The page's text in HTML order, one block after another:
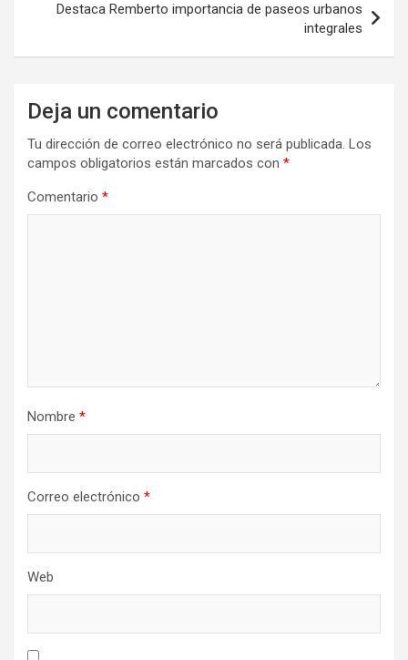
Destaca Remberto importancia de paseos urbanos
integrales
Deja un comentario
Tu dirección de correo electrónico no será publicada. Los
campos obligatorios están marcados con *
Comentario *
Nombre *
Correo electrónico *
Web